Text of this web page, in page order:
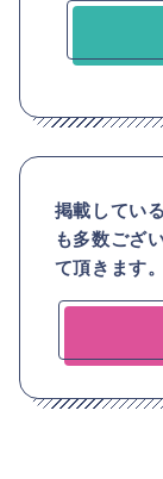
掲載してい
も多数ござ
て頂きます